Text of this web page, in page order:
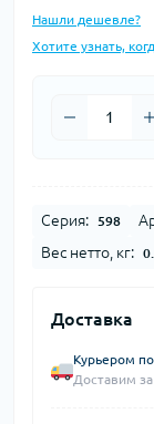
Нашли дешевле?
Хотите узнать,
Серия: 598
Вес нетто, кг:
Доставка
Курьером
Доставим